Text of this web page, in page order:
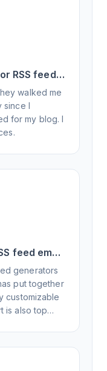
RSS feed
walked me
since I
for my blog. I
feed email
generators
put together
customizable
is also top
for all your
hub